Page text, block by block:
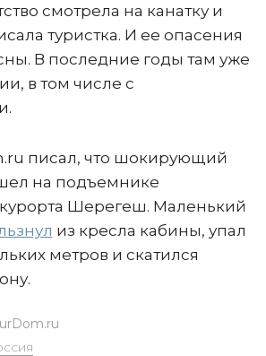
смотрела на канатку и
туристка. И ее опасения
В последние годы там уже
в том числе с
писал, что шокирующий
на подъемнике
Шерегеш. Маленький
из кресла кабины, упал
метров и скатился